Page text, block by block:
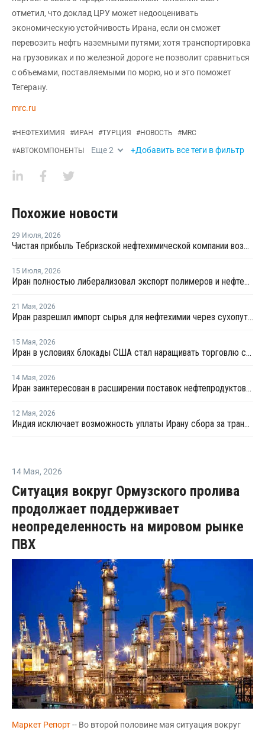
отметил, что доклад ЦРУ может недооценивать
экономическую устойчивость Ирана, если он сможет
перевозить нефть наземными путями; хотя транспортировка
на грузовиках и по железной дороге не позволит сравниться
с объемами, поставляемыми по морю, но и это поможет
Тегерану.
mrc.ru
#НЕФТЕХИМИЯ #ИРАН #ТУРЦИЯ #НОВОСТЬ #MRC
#АВТОКОМПОНЕНТЫ Еще2 +Добавить все теги в фильтр
Похожие новости
29 Июля, 2026
Чистая прибыль Тебризской нефтехимической компании возросла
15 Июля, 2026
Иран полностью либерализовал экспорт полимеров и нефтехимии после отмены чрезвычайных ограничений
21 Мая, 2026
Иран разрешил импорт сырья для нефтехимии через сухопутные границы
15 Мая, 2026
Иран в условиях блокады США стал наращивать торговлю с Китаем по железной дороге
14 Мая, 2026
Иран заинтересован в расширении поставок нефтепродуктов из России
12 Мая, 2026
Индия исключает возможность уплаты Ирану сбора за транзит нефти и газа через Ормузский пролив
14 Мая, 2026
Ситуация вокруг Ормузского пролива
продолжает поддерживает
неопределенность на мировом рынке
ПВХ
Маркет Репорт-- Во второй половине мая ситуация вокруг